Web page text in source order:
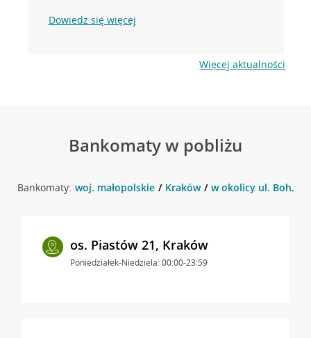
Dowiedz się więcej
Więcej aktualności
Bankomaty w pobliżu
Bankomaty: woj. małopolskie Kraków w okolicy ul. Boh.
os. Piastów 21, Kraków
Poniedziałek-Niedziela: 00:00-23:59